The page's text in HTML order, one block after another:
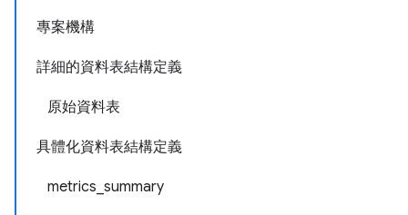
專案機構
詳細的資料表結構定義
原始資料表
具體化資料表結構定義
metrics_summary